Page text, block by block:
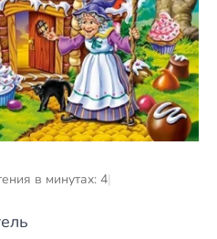
в минутах: 4|